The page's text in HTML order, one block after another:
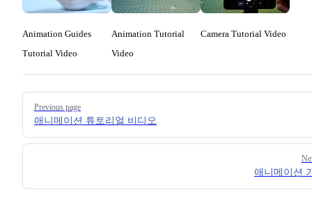
Animation Guides
Tutorial Video
Animation Tutorial
Video
Camera Tutorial Video
Pager
Previous page
애니메이션 튜토리얼 비디오
애니메이션